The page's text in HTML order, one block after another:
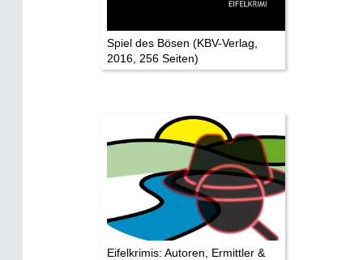
Eifelkrimi: Keine Gutenachtgeschichte
Die Autoren
Die Stars:
Wer hat wo gedreht?
Mediathek
Impressum
Datenschutz
Spiel des Bösen (KBV-Verlag,
2016, 256 Seiten)
Eifelkrimis: Autoren, Ermittler &